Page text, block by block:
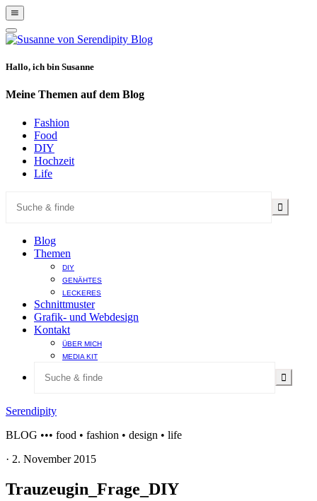
Show
Offscreen
Content
Hide
Offscreen
Hallo, ich bin Susanne
Meine Themen auf dem Blog
Fashion
Food
DIY
Hochzeit
Life
Blog
Themen
DIY
GENÄHTES
LECKERES
Schnittmuster
Grafik- und Webdesign
Kontakt
ÜBER MICH
MEDIA KIT
Serendipity
BLOG ••• food • fashion • design • life
· 2. November 2015
Trauzeugin_Frage_DIY